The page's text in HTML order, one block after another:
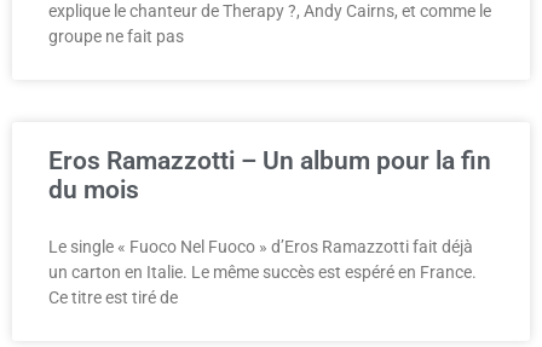
explique le chanteur de Therapy ?, Andy Cairns, et comme le
groupe ne fait pas
Eros Ramazzotti – Un album pour la fin
du mois
Le single « Fuoco Nel Fuoco » d’Eros Ramazzotti fait déjà
un carton en Italie. Le même succès est espéré en France.
Ce titre est tiré de